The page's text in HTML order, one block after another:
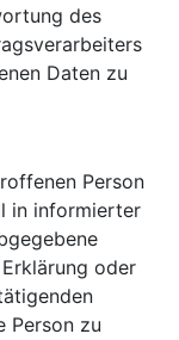
des
Daten zu
Person
in informierter
oder
Person zu